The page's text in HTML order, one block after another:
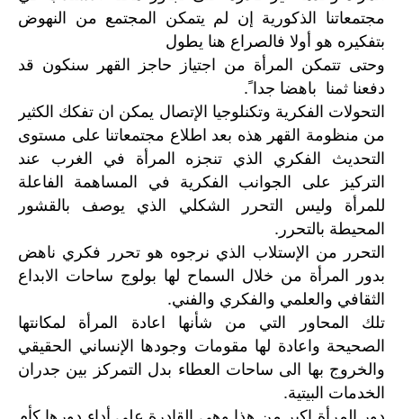
مجتمعاتنا الذكورية إن لم يتمكن المجتمع من النهوض
بتفكيره هو أولا فالصراع هنا يطول
وحتى تتمكن المرأة من اجتياز حاجز القهر سنكون قد
دفعنا ثمنا باهضا جدا ً.
التحولات الفكرية وتكنلوجيا الإتصال يمكن ان تفكك الكثير
من منظومة القهر هذه بعد اطلاع مجتمعاتنا على مستوى
التحديث الفكري الذي تنجزه المرأة في الغرب عند
التركيز على الجوانب الفكرية في المساهمة الفاعلة
للمرأة وليس التحرر الشكلي الذي يوصف بالقشور
المحيطة بالتحرر.
التحرر من الإستلاب الذي نرجوه هو تحرر فكري ناهض
بدور المرأة من خلال السماح لها بولوج ساحات الابداع
الثقافي والعلمي والفكري والفني.
تلك المحاور التي من شأنها اعادة المرأة لمكانتها
الصحيحة واعادة لها مقومات وجودها الإنساني الحقيقي
والخروج بها الى ساحات العطاء بدل التمركز بين جدران
الخدمات البيتية.